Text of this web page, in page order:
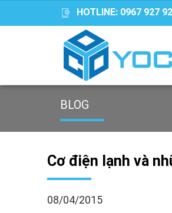
HOTLINE: 0967 927
BLOG
Cơ điện lạnh và
08/04/2015